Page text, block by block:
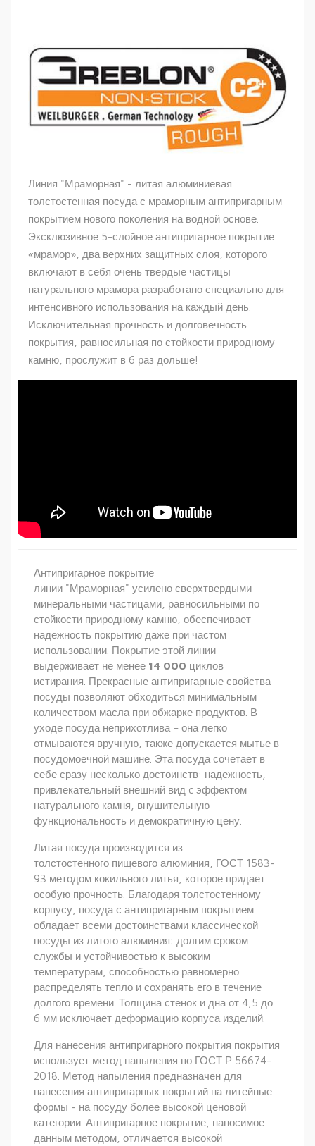
Линия "Мраморная" - литая алюминиевая
толстостенная посуда с мраморным антипригарным
покрытием нового поколения на водной основе.
Эксклюзивное 5-слойное антипригарное покрытие
«мрамор», два верхних защитных слоя, которого
включают в себя очень твердые частицы
натурального мрамора разработано специально для
интенсивного использования на каждый день.
Исключительная прочность и долговечность
покрытия, равносильная по стойкости природному
камню, прослужит в 6 раз дольше!
Антипригарное покрытие
линии "Мраморная" усилено сверхтвердыми
минеральными частицами, равносильными по
стойкости природному камню, обеспечивает
надежность покрытию даже при частом
использовании. Покрытие этой линии
выдерживает не менее 14 000 циклов
истирания. Прекрасные антипригарные свойства
посуды позволяют обходиться минимальным
количеством масла при обжарке продуктов. В
уходе посуда неприхотлива – она легко
отмываются вручную, также допускается мытье в
посудомоечной машине. Эта посуда сочетает в
себе сразу несколько достоинств: надежность,
привлекательный внешний вид c эффектом
натурального камня, внушительную
функциональность и демократичную цену.
Литая посуда производится из
толстостенного пищевого алюминия, ГОСТ 1583-
93 методом кокильного литья, которое придает
особую прочность. Благодаря толстостенному
корпусу, посуда с антипригарным покрытием
обладает всеми достоинствами классической
посуды из литого алюминия: долгим сроком
службы и устойчивостью к высоким
температурам, способностью равномерно
распределять тепло и сохранять его в течение
долгого времени. Толщина стенок и дна от 4,5 до
6 мм исключает деформацию корпуса изделий.
Для нанесения антипригарного покрытия покрытия
использует метод напыления по ГОСТ Р 56674-
2018. Метод напыления предназначен для
нанесения антипригарных покрытий на литейные
формы - на посуду более высокой ценовой
категории. Антипригарное покрытие, наносимое
данным методом, отличается высокой